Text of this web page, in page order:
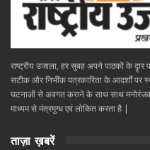
राष्ट्रीय उजाला, हर सुबह अपने पाठकों के
सटीक और निभींक पत्रकारिता के आदर्शों पर
घटनाओं से अवगत कराने के साथ साथ
माध्यम से मंत्रमुग्ध एवं लोकित करता है |
ताज़ा ख़बरें